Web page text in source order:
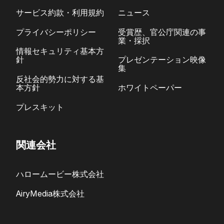
サービス約款・利用規約
プライバシーポリシー
情報セキュリティ基本方
針
反社会的勢力に対する基
本方針
プレスキット
ニュース
受賞歴、官公庁関連の事
業・採択
プレゼンテーション映像
集
ホワイトペーパー
関連会社
ハロームービー株式会社
AiryMedia株式会社